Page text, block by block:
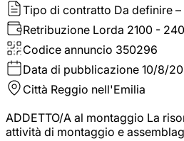
Tipo di contratto Da definire
Retribuzione Lorda 2100 -
Codice annuncio 350296
Data di pubblicazione 10/8/
Città Reggio nell'Emilia
ADDETTO/A al montaggio La
attività di montaggio e